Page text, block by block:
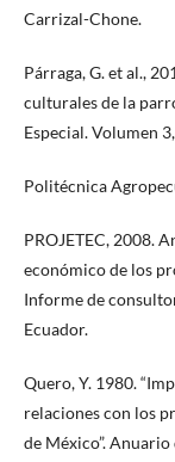
Carrizal-Chone.
Párraga, G. et al.,
culturales de la
Especial. Volumen
Politécnica
PROJETEC, 2008.
económico de los
Informe de
Ecuador.
Quero, Y. 1980.
relaciones con los
de México”.